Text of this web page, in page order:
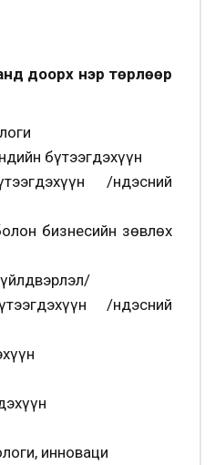
доорх нэр төрлөөр
бүтээгдэхүүн
/Үндэсний
бизнесийн зөвлөх
/Үндэсний
инноваци